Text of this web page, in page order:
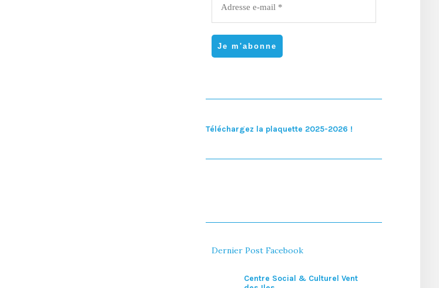
Téléchargez la plaquette 2025-2026 !
Dernier Post Facebook
Centre Social & Culturel Vent